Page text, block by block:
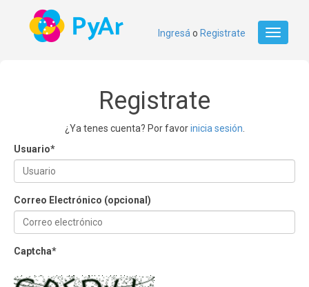
Toggle
Ingresá o Registrate
Registrate
¿Ya tenes cuenta? Por favorinicia sesión
Usuario*
Correo Electrónico (opcional)
Captcha*